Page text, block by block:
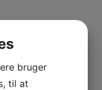
bruger
til at